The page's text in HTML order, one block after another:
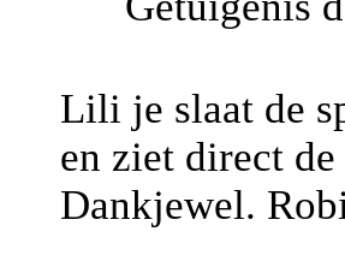
Lili je slaat de
en ziet direct
Dankjewel.